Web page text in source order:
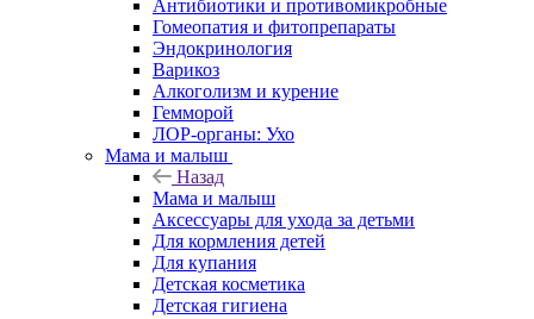
Антибиотики и противомикробные
Гомеопатия и фитопрепараты
Эндокринология
Варикоз
Алкоголизм и курение
Гемморой
ЛОР-органы: Ухо
Мама и малыш
Назад
Мама и малыш
Аксессуары для ухода за детьми
Для кормления детей
Для купания
Детская косметика
Детская гигиена